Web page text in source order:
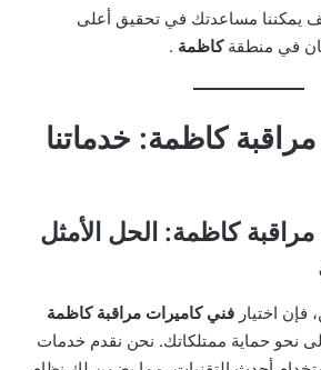
يمكننا مساعدتك في تحقيق أعلى
في منطقةكاظمة .
كاظمة: خدماتنا
كاظمة: الحل الأمثل
فإن اختيار فني كاميرات مراقبة كاظمة
نحو حماية ممتلكاتك. نحن نقدم خدمات